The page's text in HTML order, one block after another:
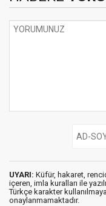
UYARI: Küfür, hakaret,
içeren, imla kuralları ile
Türkçe karakter
onaylanmamaktadır.